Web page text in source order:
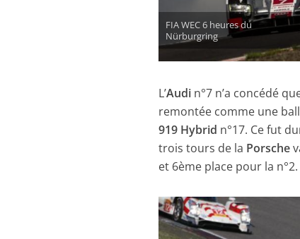
FIA WEC 6 heures du
Nürburgring
L’Audi n°7 n’a concédé
remontée comme une
919 Hybrid n°17. Ce fut
trois tours de la Porsche
et 6ème place pour la n°2.